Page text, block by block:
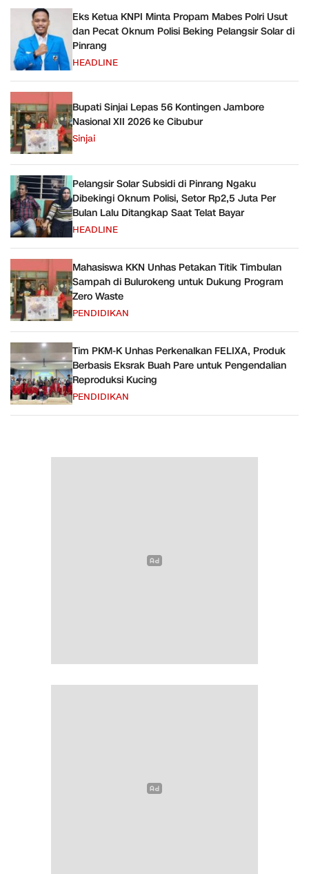
Eks Ketua KNPI Minta Propam Mabes Polri Usut
dan Pecat Oknum Polisi Beking Pelangsir Solar di
Pinrang
HEADLINE
Bupati Sinjai Lepas 56 Kontingen Jambore
Nasional XII 2026 ke Cibubur
Sinjai
Pelangsir Solar Subsidi di Pinrang Ngaku
Dibekingi Oknum Polisi, Setor Rp2,5 Juta Per
Bulan Lalu Ditangkap Saat Telat Bayar
HEADLINE
Mahasiswa KKN Unhas Petakan Titik Timbulan
Sampah di Bulurokeng untuk Dukung Program
Zero Waste
PENDIDIKAN
Tim PKM-K Unhas Perkenalkan FELIXA, Produk
Berbasis Eksrak Buah Pare untuk Pengendalian
Reproduksi Kucing
PENDIDIKAN